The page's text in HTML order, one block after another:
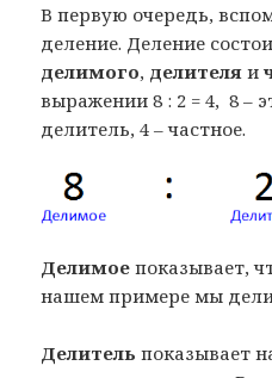
В первую очередь,
деление. Деление
делимого, делителяи
выражении 8 : 2 = 4, 8 –
делитель, 4 – частное.
Делимоепоказывает,
нашем примере мы
Делительпоказывает